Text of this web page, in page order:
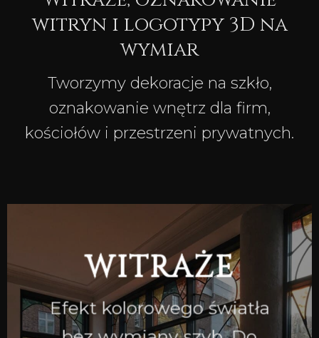
witryn i logotypy 3D na
wymiar
Tworzymy dekoracje na szkło,
oznakowanie wnętrz dla firm,
kościołów i przestrzeni prywatnych.
WITRAŻE
Efekt kolorowego światła